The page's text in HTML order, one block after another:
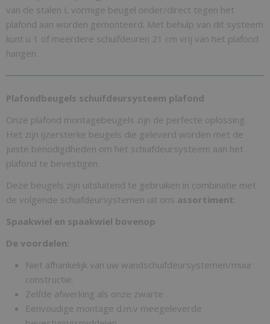
van de stalen L vormige beugel onder/direct tegen het
plafond aan worden gemonteerd. Met behulp van dit systeem
kunt u 1 of meerdere schuifdeuren 21 cm vrij van het plafond
hangen.
Plafondbeugels schuifdeursysteem plafond
Onze plafond montagebeugels zijn de perfecte oplossing.
Het zijn ijzersterke beugels die geleverd worden met de
juiste benodigdheden om het schuifdeursysteem aan het
plafond te bevestigen.
Deze beugels zijn uitsluitend te gebruiken in combinatie met
de volgende schuifdeursystemen uit ons assortiment:
Spaakwiel en spaakwiel bovenop
De voordelen:
Niet afhankelijk van uw wandschuifdeursystemen/muur
constructie.
Zelfde afwerking als onze zwarte .
Eenvoudige montage d.m.v meegeleverde